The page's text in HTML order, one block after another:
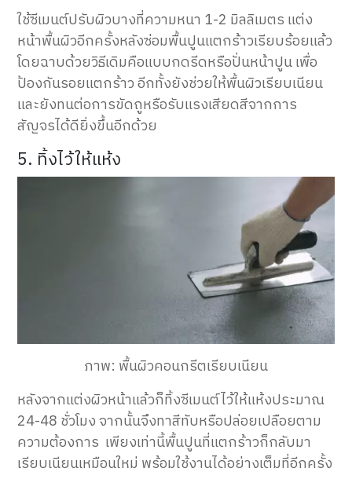
ใช้ซีเมนต์ปรับผิวบางที่ความหนา 1-2 มิลลิเมตร แต่ง
หน้าพื้นผิวอีกครั้งหลังซ่อมพื้นปูนแตกร้าวเรียบร้อยแล้ว
โดยฉาบด้วยวิธีเดิมคือแบบกดรีดหรือปั่นหน้าปูน เพื่อ
ป้องกันรอยแตกร้าว อีกทั้งยังช่วยให้พื้นผิวเรียบเนียน
และยังทนต่อการขัดถูหรือรับแรงเสียดสีจากการ
สัญจรได้ดียิ่งขึ้นอีกด้วย
5. ทิ้งไว้ให้แห้ง
ภาพ: พื้นผิวคอนกรีตเรียบเนียน
หลังจากแต่งผิวหน้าแล้วก็ทิ้งซีเมนต์ไว้ให้แห้งประมาณ
24-48 ชั่วโมง จากนั้นจึงทาสีทับหรือปล่อยเปลือยตาม
ความต้องการ เพียงเท่านี้พื้นปูนที่แตกร้าวก็กลับมา
เรียบเนียนเหมือนใหม่ พร้อมใช้งานได้อย่างเต็มที่อีกครั้ง